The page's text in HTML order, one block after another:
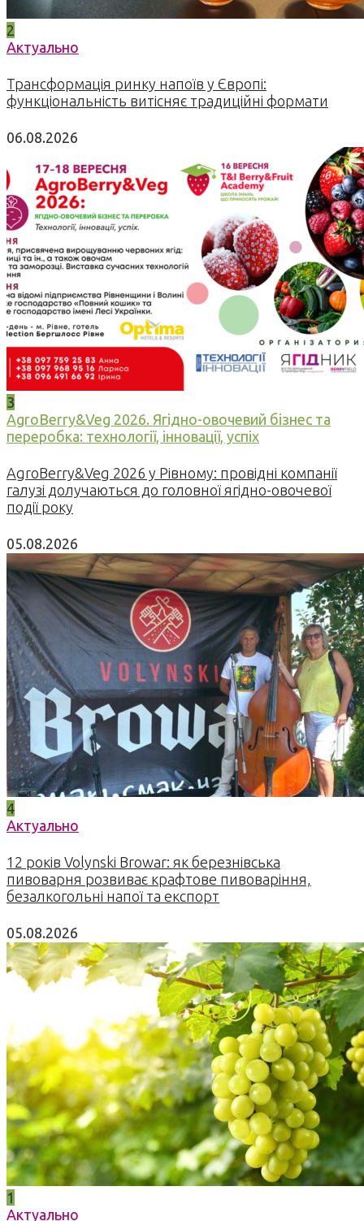
2
Актуально
Трансформація ринку напоїв у Європі:
функціональність витісняє традиційні формати
06.08.2026
3
AgroBerry&Veg 2026. Ягідно-овочевий бізнес та
переробка: технології, інновації, успіх
AgroBerry&Veg 2026 у Рівному: провідні компанії
галузі долучаються до головної ягідно-овочевої
події року
05.08.2026
4
Актуально
12 років Volynski Browar: як березнівська
пивоварня розвиває крафтове пивоваріння,
безалкогольні напої та експорт
05.08.2026
1
Актуально